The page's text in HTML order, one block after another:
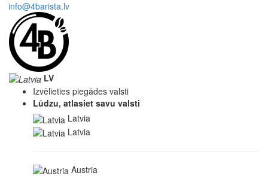
info@4barista.lv
LV
Izvēlieties piegādes valsti
Lūdzu, atlasiet savu valsti
Latvia
Latvia
Austria